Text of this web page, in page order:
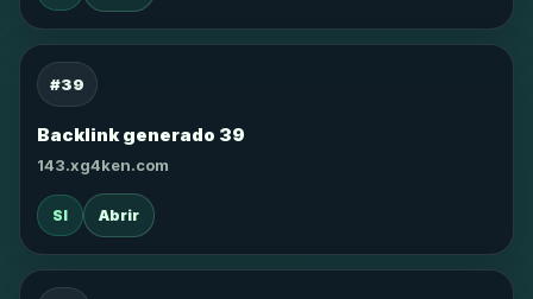
#39
Backlink generado 39
143.xg4ken.com
SI Abrir